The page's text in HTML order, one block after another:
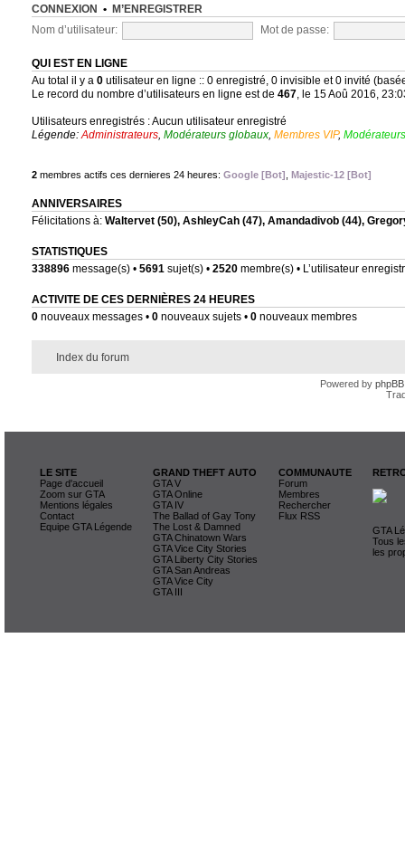
CONNEXION • M’ENREGISTRER
Nom d’utilisateur: Mot de passe:
QUI EST EN LIGNE
Au total il y a 0utilisateur en ligne :: 0 enregistré, 0 invisible et 0 invité
Le record du nombre d’utilisateurs en ligne est de 467, le 15 Aoû 2016,
Utilisateurs enregistrés : Aucun utilisateur enregistré
Légende:Administrateurs, Modérateurs globaux, Membres VIP,
2membres actifs ces dernieres 24 heures: Google [Bot] Majestic-12 [Bot]
ANNIVERSAIRES
Félicitations à: Waltervet(50), AshleyCah(47), Amandadivob(44),
STATISTIQUES
338896message(s) • 5691sujet(s) • 2520membre(s) • L’utilisateur
ACTIVITE DE CES DERNIÈRES 24 HEURES
0nouveaux messages • 0nouveaux sujets • 0nouveaux membres
Index du forum
Powered by phpBB
LE SITE
Page d'accueil
Zoom sur GTA
Mentions légales
Contact
Equipe GTA Légende
GRAND THEFT AUTO
GTA V
GTA Online
GTA IV
The Ballad of Gay Tony
The Lost & Damned
GTA Chinatown Wars
GTA Vice City Stories
GTA Liberty City Stories
GTA San Andreas
GTA Vice City
GTA III
COMMUNAUTE
Forum
Membres
Rechercher
Flux RSS
GTA
Tous
les